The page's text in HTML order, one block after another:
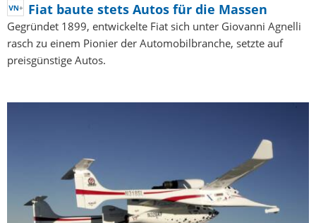
Fiat baute stets Autos für die Massen
Gegründet 1899, entwickelte Fiat sich unter Giovanni Agnelli
rasch zu einem Pionier der Automobilbranche, setzte auf
preisgünstige Autos.